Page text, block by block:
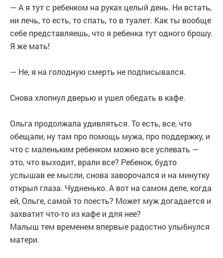
— А я тут с ребенком на руках целый день. Ни встать,
ни лечь, то есть, то спать, то в туалет. Как ты вообще
себе представляешь, что я ребенка тут одного брошу.
Я же мать!
— Не, я на голодную смерть не подписывался.
Снова хлопнул дверью и ушел обедать в кафе.
Ольга продолжала удивляться. То есть, все, что
обещали, ну там про помощь мужа, про поддержку, и
что с маленьким ребенком можно все успевать —
это, что выходит, врали все? Ребенок, будто
услышав ее мысли, снова заворочался и на минутку
открыл глаза. Чудненько. А вот на самом деле, когда
ей, Ольге, самой то поесть? Может муж догадается и
захватит что-то из кафе и для нее?
Малыш тем временем впервые радостно улыбнулся
матери.